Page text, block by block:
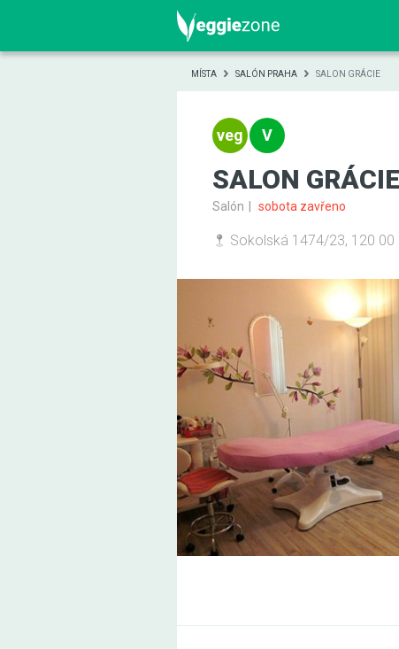
MÍSTA SALÓN PRAHA SALON GRÁCIE
SALON GRÁCIE
Salón sobota zavřeno
Sokolská 1474/23, 120 00